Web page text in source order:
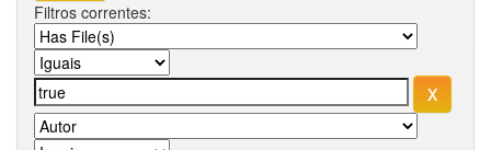
Filtros correntes: